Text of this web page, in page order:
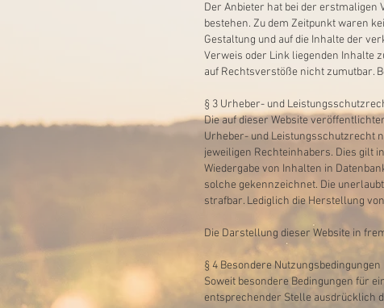
Der Anbieter hat bei der erstmaligen
bestehen. Zu dem Zeitpunkt waren
Gestaltung und auf die Inhalte der
Verweis oder Link liegenden Inhalte
auf Rechtsverstöße nicht zumutbar.
§ 3 Urheber- und
Die auf dieser Website
Urheber- und Leistungsschutzrecht
jeweiligen Rechteinhabers. Dies gilt
Wiedergabe von Inhalten in
solche gekennzeichnet. Die
strafbar. Lediglich die Herstellung
Die Darstellung dieser Website in
§ 4 Besondere Nutzungsbedingungen
Soweit besondere Bedingungen für
entsprechender Stelle ausdrücklich